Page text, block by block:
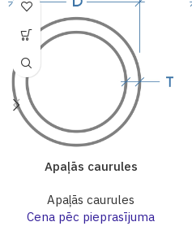
Apaļās caurules
Apaļās caurules
Cena pēc pieprasījuma